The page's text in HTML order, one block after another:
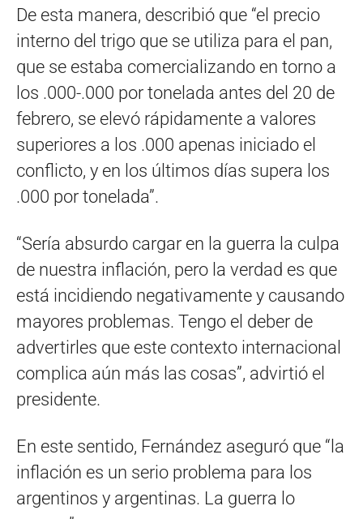
De esta manera, describió que “el precio
interno del trigo que se utiliza para el pan,
que se estaba comercializando en torno a
los .000-.000 por tonelada antes del 20 de
febrero, se elevó rápidamente a valores
superiores a los .000 apenas iniciado el
conflicto, y en los últimos días supera los
.000 por tonelada”.
“Sería absurdo cargar en la guerra la culpa
de nuestra inflación, pero la verdad es que
está incidiendo negativamente y causando
mayores problemas. Tengo el deber de
advertirles que este contexto internacional
complica aún más las cosas”, advirtió el
presidente.
En este sentido, Fernández aseguró que “la
inflación es un serio problema para los
argentinos y argentinas. La guerra lo